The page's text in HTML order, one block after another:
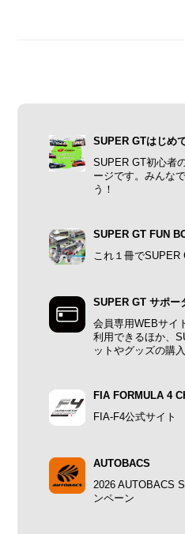
SUPER GTはじめ
SUPER GT初心者
ージです。みんな
う！
SUPER GT FUN
これ１冊でSUPER
SUPER GT サポー
会員専用WEBサイ
利用できるほか、
ットやグッズの購入
FIA FORMULA 4
FIA-F4公式サイト
AUTOBACS
2026 AUTOBACS
ンペーン